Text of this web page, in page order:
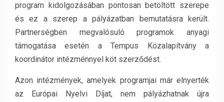
program kidolgozásában pontosan betöltött szerepe
és ez a szerep a pályázatban bemutatásra került.
Partnerségben megvalósuló programok anyagi
támogatása esetén a Tempus Közalapítvány a
koordinátor intézménnyel köt szerződést.
Azon intézmények, amelyek programjai már elnyerték
az Európai Nyelvi Díjat, nem pályázhatnak újra